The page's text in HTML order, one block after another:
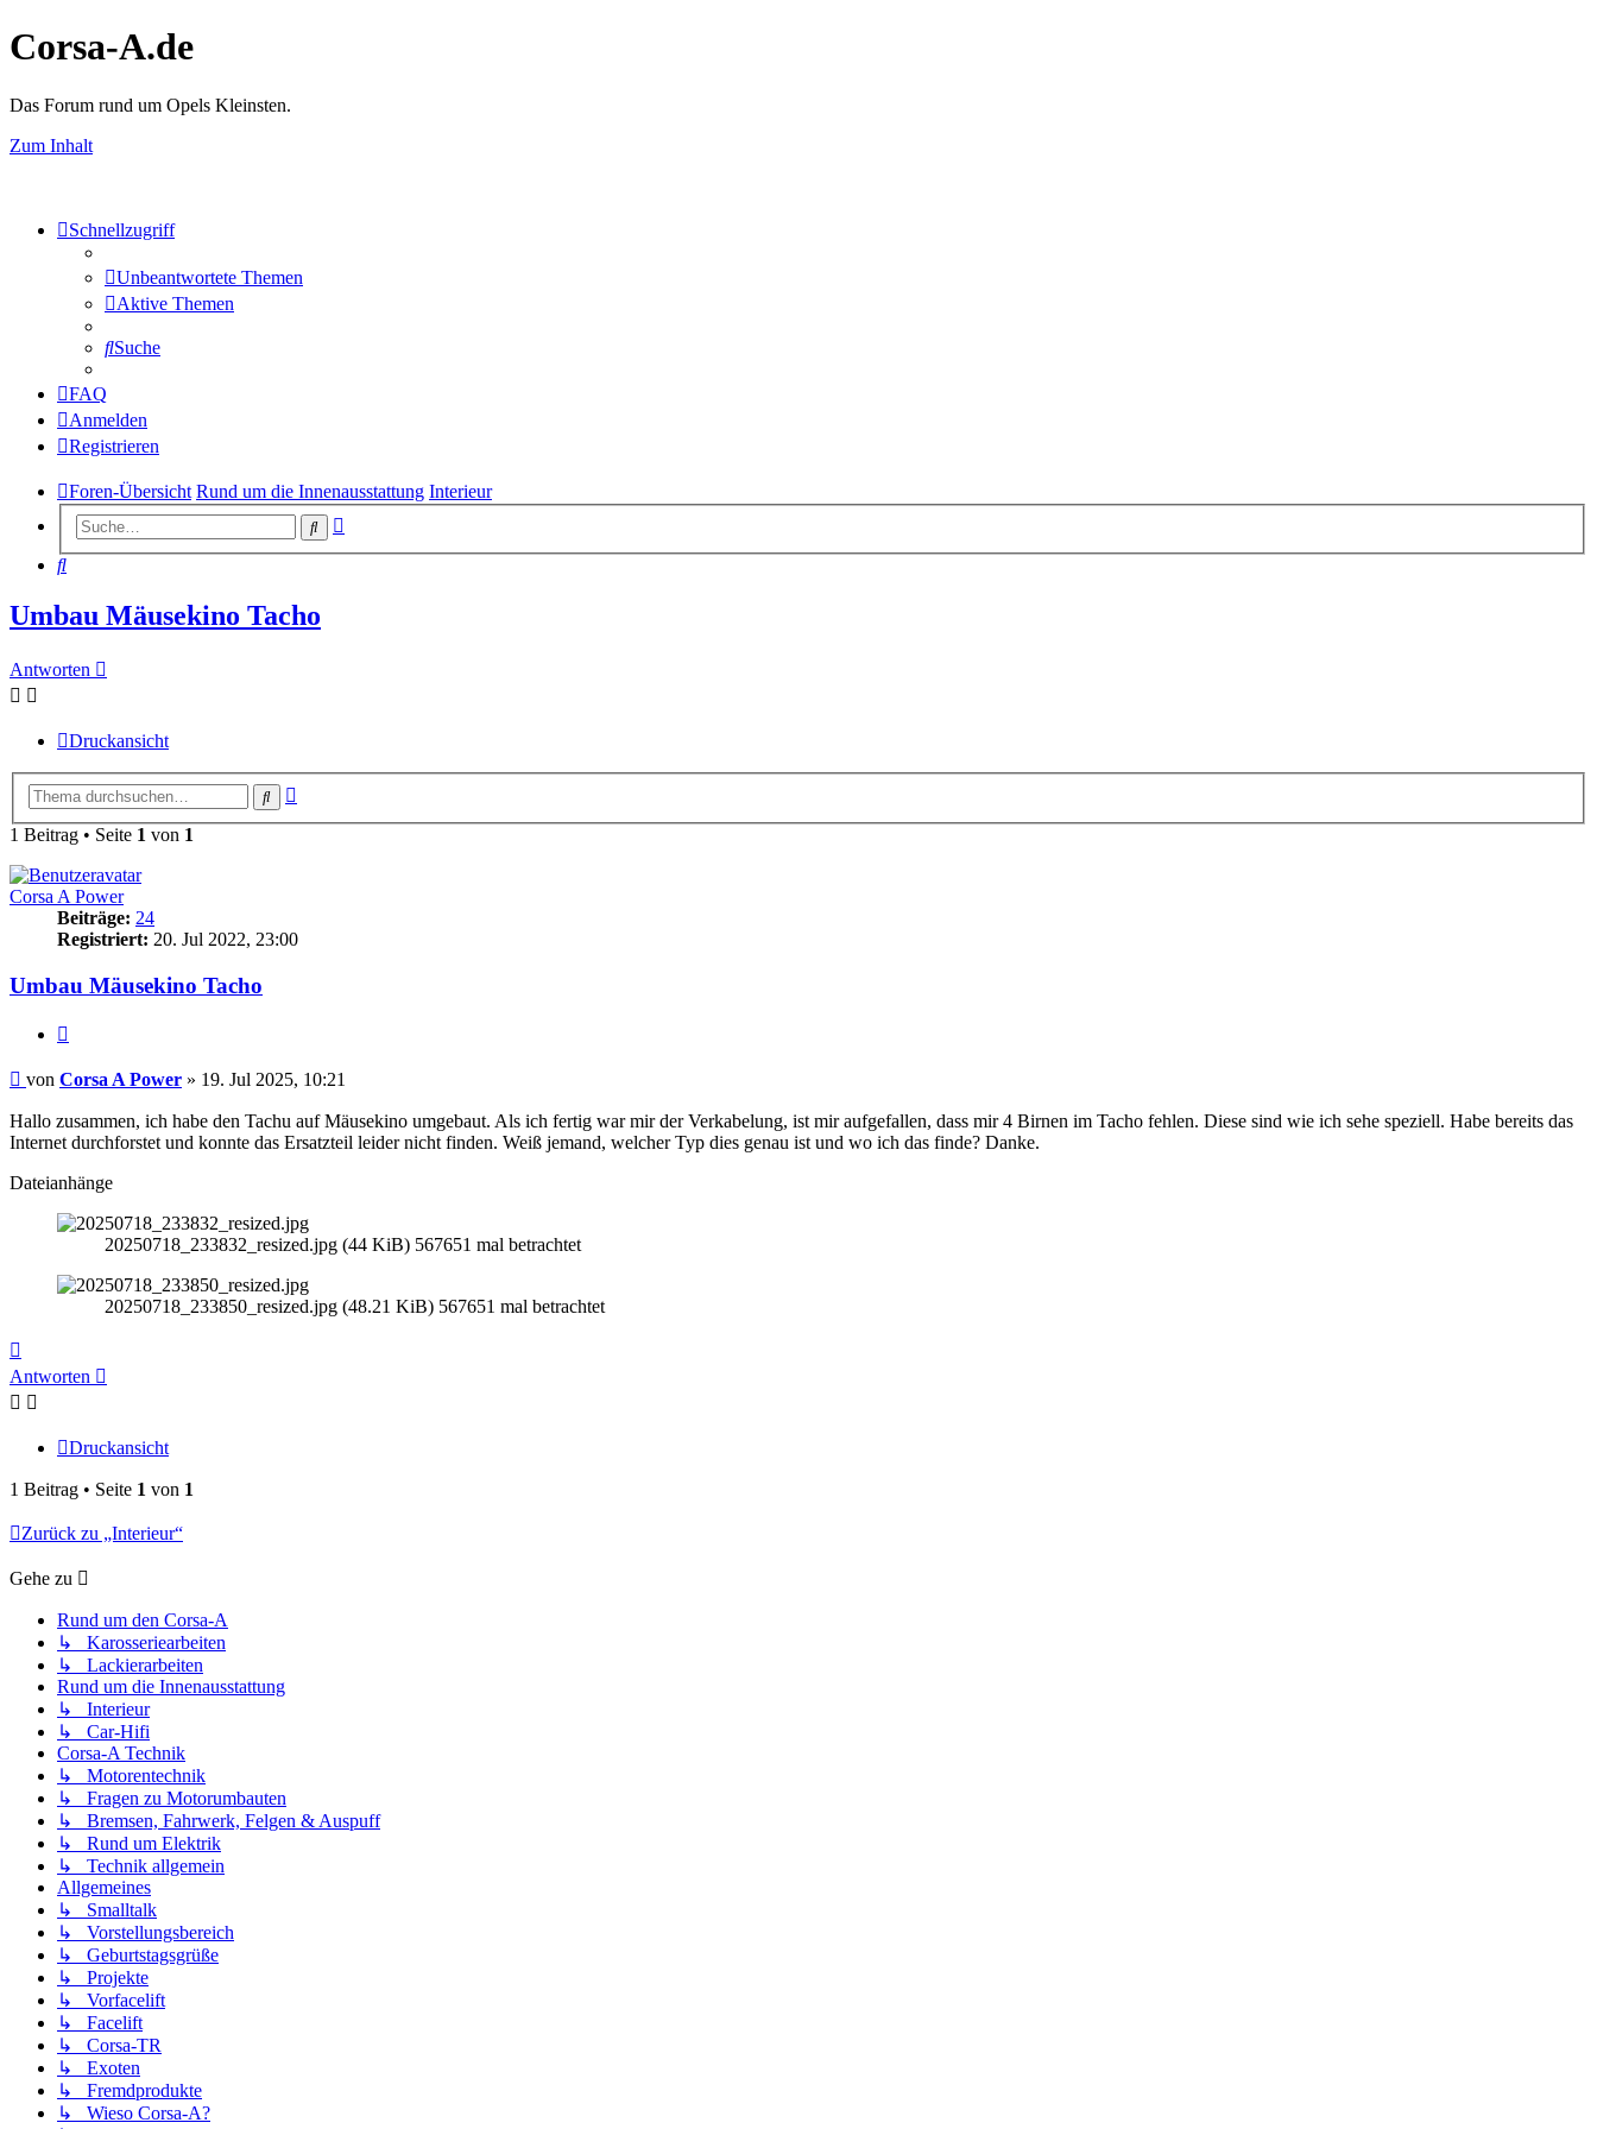
Corsa-A.de
Das Forum rund um Opels Kleinsten.
Zum Inhalt
Schnellzugriff
Unbeantwortete Themen
Aktive Themen
Suche
FAQ
Anmelden
Registrieren
Foren-Übersicht Rund um die Innenausstattung Interieur
Suche
Suche
Umbau Mäusekino Tacho
Antworten
Druckansicht
Suche
1 Beitrag • Seite 1 von 1
Corsa A Power
Beiträge: 24
Registriert: 20. Jul 2022, 23:00
Umbau Mäusekino Tacho
Beitrag
von Corsa A Power » 19. Jul 2025, 10:21
Hallo zusammen, ich habe den Tachu auf Mäusekino umgebaut. Als ich fertig war mir der Verkabelung, ist mir aufgefallen, dass mir 4 Birnen im Tacho fehlen. Diese sind wie ich sehe speziell. Habe bereits das
Internet durchforstet und konnte das Ersatzteil leider nicht finden. Weiß jemand, welcher Typ dies genau ist und wo ich das finde? Danke.
Dateianhänge
20250718_233832_resized.jpg (44 KiB) 567651 mal betrachtet
20250718_233850_resized.jpg (48.21 KiB) 567651 mal betrachtet
oben
Antworten
Druckansicht
1 Beitrag • Seite 1 von 1
Zurück zu „Interieur“
Gehe zu
Rund um den Corsa-A
↳ Karosseriearbeiten
↳ Lackierarbeiten
Rund um die Innenausstattung
↳ Interieur
↳ Car-Hifi
Corsa-A Technik
↳ Motorentechnik
↳ Fragen zu Motorumbauten
↳ Bremsen, Fahrwerk, Felgen & Auspuff
↳ Rund um Elektrik
↳ Technik allgemein
Allgemeines
↳ Smalltalk
↳ Vorstellungsbereich
↳ Geburtstagsgrüße
↳ Projekte
↳ Vorfacelift
↳ Facelift
↳ Corsa-TR
↳ Exoten
↳ Fremdprodukte
↳ Wieso Corsa-A?